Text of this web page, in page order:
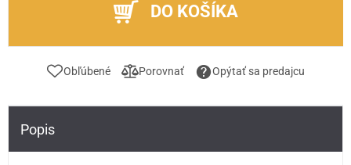
DO KOŠÍKA
Obľúbené Porovnať Opýtať sa predajcu
Popis